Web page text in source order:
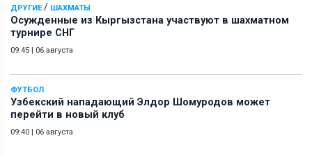
ДРУГИЕ/ ШАХМАТЫ
Осужденные из Кыргызстана участвуют в шахматном
турнире СНГ
09:45 | 06 августа
ФУТБОЛ
Узбекский нападающий Элдор Шомуродов может
перейти в новый клуб
09:40 | 06 августа